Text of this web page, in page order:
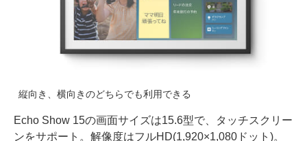
縦向き、横向きのどちらでも利用できる
Echo Show 15の画面サイズは15.6型で、タッチスクリー
ンをサポート。解像度はフルHD(1,920×1,080ドット)。